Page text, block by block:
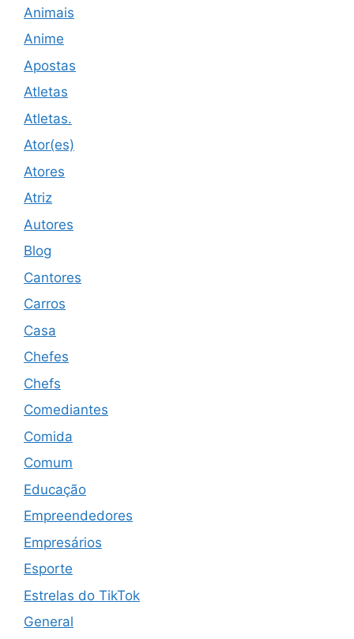
Animais
Anime
Apostas
Atletas
Atletas.
Ator(es)
Atores
Atriz
Autores
Blog
Cantores
Carros
Casa
Chefes
Chefs
Comediantes
Comida
Comum
Educação
Empreendedores
Empresários
Esporte
Estrelas do TikTok
General